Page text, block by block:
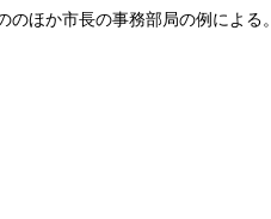
ほか市長の事務部局の例による。